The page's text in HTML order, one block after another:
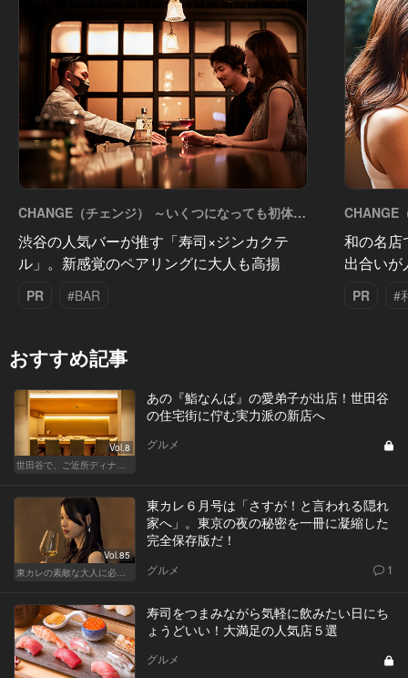
CHANGE（チェンジ） ～いくつになっても初体験
っていいもんだ～ Vol.5
渋谷の人気バーが推す「寿司×ジンカクテ
ル」。新感覚のペアリングに大人も高揚
PR #BAR
CHANGE
っていい
和の名店
出合いが
PR #
おすすめ記事
Vol.8
世田谷で、ご近所ディナーを楽しもう！
あの『鮨なんば』の愛弟子が出店！世田谷
の住宅街に佇む実力派の新店へ
グルメ
Vol.85
東カレの素敵な大人に必要なこと
東カレ６月号は「さすが！と言われる隠れ
家へ」。東京の夜の秘密を一冊に凝縮した
完全保存版だ！
グルメ 1
寿司をつまみながら気軽に飲みたい日にち
ょうどいい！大満足の人気店５選
グルメ